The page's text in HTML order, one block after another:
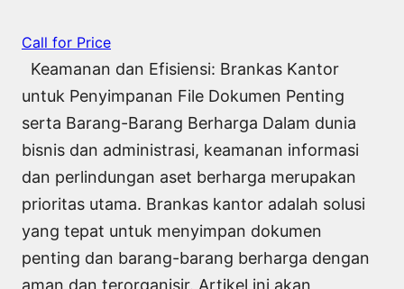
Call for Price
Keamanan dan Efisiensi: Brankas Kantor
untuk Penyimpanan File Dokumen Penting
serta Barang-Barang Berharga Dalam dunia
bisnis dan administrasi, keamanan informasi
dan perlindungan aset berharga merupakan
prioritas utama. Brankas kantor adalah solusi
yang tepat untuk menyimpan dokumen
penting dan barang-barang berharga dengan
aman dan terorganisir. Artikel ini akan